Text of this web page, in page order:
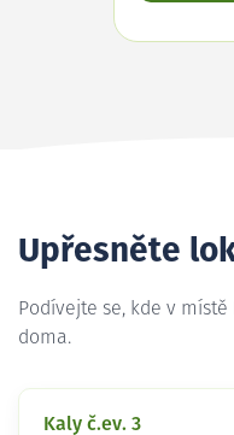
Upřesněte
Podívejte se, kde v
doma.
Kaly č.ev. 3